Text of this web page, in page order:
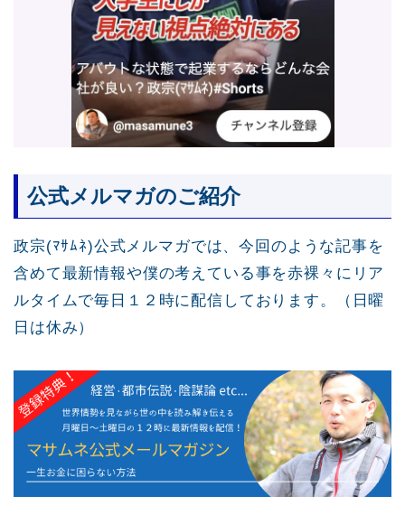
公式メルマガのご紹介
政宗(ﾏｻﾑﾈ)公式メルマガでは、今回のような記事を
含めて最新情報や僕の考えている事を赤裸々にリア
ルタイムで毎日１２時に配信しております。（日曜
日は休み）